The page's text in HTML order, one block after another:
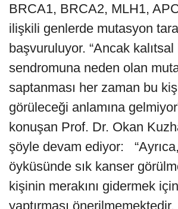
BRCA1, BRCA2, MLH1,
ilişkili genlerde mutasyon
başvuruluyor. “Ancak
sendromuna neden olan
saptanması her zaman bu
görüleceği anlamına
konuşan Prof. Dr. Okan
şöyle devam ediyor:
öyküsünde sık kanser
kişinin merakını gidermek
yaptırması